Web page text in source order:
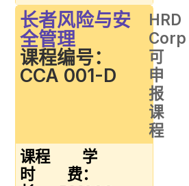
长者风险与安
全管理
课程编号：
CCA 001-D
HRD
Corp
可
申
报
课
程
课程
时
学
费：